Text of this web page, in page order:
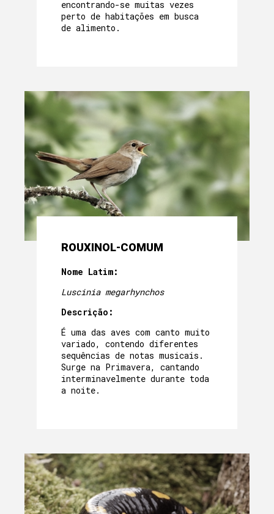
encontrando-se muitas vezes
perto de habitações em busca
de alimento.
ROUXINOL-COMUM
Nome Latim:
Luscinia megarhynchos
Descrição:
É uma das aves com canto muito
variado, contendo diferentes
sequências de notas musicais.
Surge na Primavera, cantando
interminavelmente durante toda
a noite.